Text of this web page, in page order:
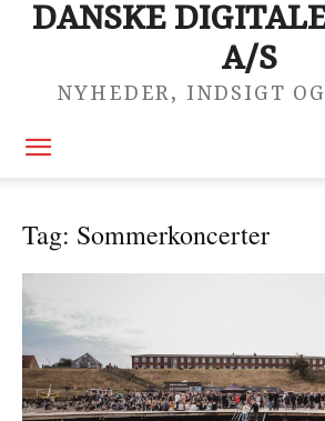
DANSKE
A/S
NYHEDER, INDSIGT
Tag: Sommerkoncerter